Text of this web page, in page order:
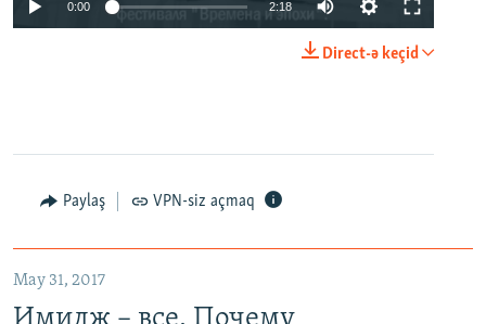
0:00 2:18
Direct-ə keçid
Paylaş VPN-siz açmaq
May 31, 2017